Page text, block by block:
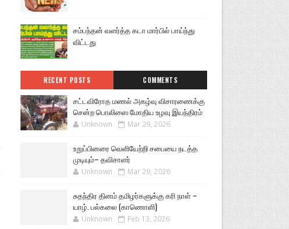
சம்பந்தன் வளர்த்த கடா மார்பில் பாய்ந்து
விட்டது
RECENT POSTS COMMENTS
சட்டவிரோத மணல் அகழ்வு விசாரணைக்கு
சென்ற பொலிஸை மோதிய உழவு இயந்திரம்
Unknown Mar 29, 2026
உறுப்பினரை வெளியேற்றி சபையை நடத்த
முடியும்– தவிசாளர்
Unknown Mar 29, 2026
சுதந்திர தினம் தமிழர்களுக்கு கரி நாள் –
யாழ். பல்கலை (காணொளி)
Unknown Feb 13, 2026